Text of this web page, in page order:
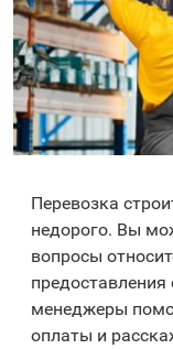
Перевозка
недорого. Вы
вопросы
менеджеры
оплаты и